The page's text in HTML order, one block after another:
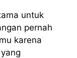
untuk
pernah
karena